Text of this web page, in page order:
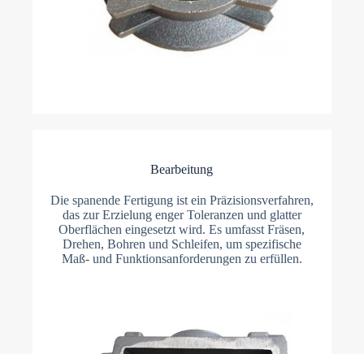
Bearbeitung
Die spanende Fertigung ist ein Präzisionsverfahren,
das zur Erzielung enger Toleranzen und glatter
Oberflächen eingesetzt wird. Es umfasst Fräsen,
Drehen, Bohren und Schleifen, um spezifische
Maß- und Funktionsanforderungen zu erfüllen.